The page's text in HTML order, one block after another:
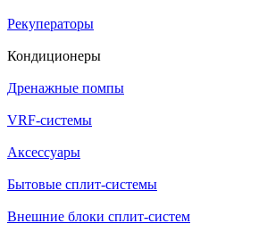
Рекуператоры
Кондиционеры
Дренажные помпы
VRF-системы
Аксессуары
Бытовые сплит-системы
Внешние блоки сплит-систем